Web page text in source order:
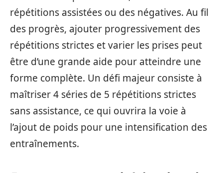
répétitions assistées ou des négatives. Au fil
des progrès, ajouter progressivement des
répétitions strictes et varier les prises peut
être d’une grande aide pour atteindre une
forme complète. Un défi majeur consiste à
maîtriser 4 séries de 5 répétitions strictes
sans assistance, ce qui ouvrira la voie à
l’ajout de poids pour une intensification des
entraînements.